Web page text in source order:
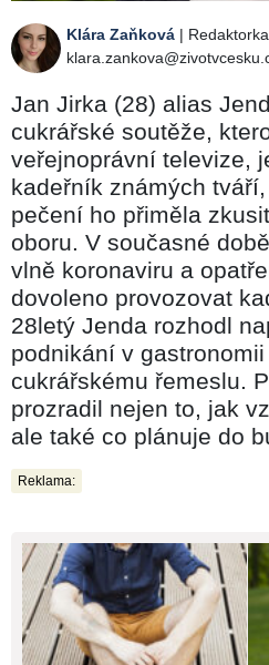
Klára Zaňková | Redaktorka
Jan Jirka (28) alias
cukrářské soutěže,
veřejnoprávní televize,
kadeřník známých
pečení ho přiměla
oboru. V současné
vlně koronaviru a
dovoleno provozovat
28letý Jenda rozhodl
podnikání v
cukrářskému řemeslu.
prozradil nejen to, jak
ale také co plánuje do
Reklama: